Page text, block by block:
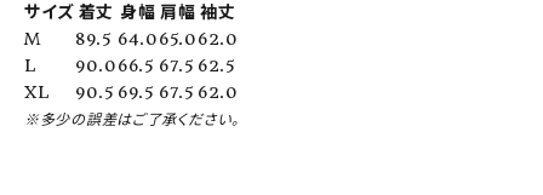
サイズ 着丈 身幅 肩幅 袖丈
M
89.5 64.065.062.0
L
90.066.5 67.5 62.5
XL
90.5 69.5 67.5 62.0
※多少の誤差はご了承ください。